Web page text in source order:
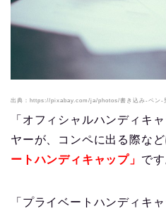
出典：https://pixabay.com/ja/photos/書き込み-ペン-
「オフィシャルハンディキ
ヤーが、コンペに出る際など
ートハンディキャップ」 です
「プライベートハンディキ